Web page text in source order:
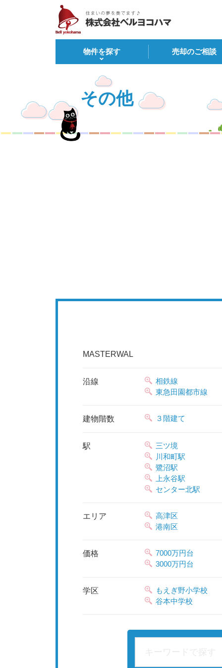
物件を探す 売却のご相談
その他
MASTERWAL
沿線
相鉄線
東急田園都市線
建物階数 ３階建て
駅
三ツ境
川和町駅
鷺沼駅
上永谷駅
センター北駅
エリア
高津区
港南区
価格
7000万円台
3000万円台
学区
もえぎ野小学校
谷本中学校